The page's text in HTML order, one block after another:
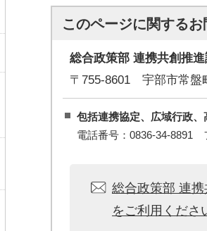
このページに関するお
総合政策部 連携共創推
〒755-8601 宇部市常盤
包括連携協定、広域行政
電話番号：0836-34-8891
総合政策部 連
をご利用くださ